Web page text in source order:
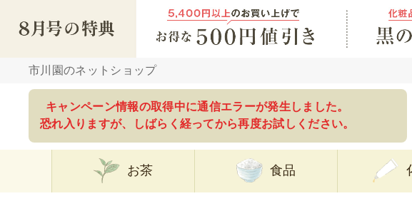
市川園のネットショップ
キャンペーン情報の取得中に通信エラーが発生しました。
恐れ入りますが、しばらく経ってから再度お試しください。
お茶 食品